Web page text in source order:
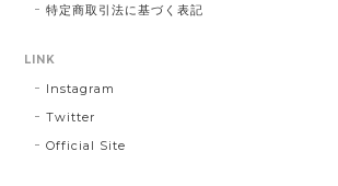
特定商取引法に基づく表記
LINK
Instagram
Twitter
Official Site